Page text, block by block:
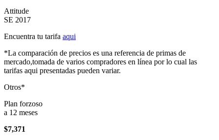
Attitude
SE 2017
Encuentra tu tarifa aqui
*La comparación de precios es una referencia de primas de
mercado,tomada de varios compradores en línea por lo cual las
tarifas aqui presentadas pueden variar.
Otros*
Plan forzoso
a 12 meses
$7,371